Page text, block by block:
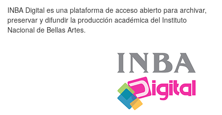
INBA Digital es una plataforma de acceso abierto para archivar,
preservar y difundir la producción académica del Instituto
Nacional de Bellas Artes.